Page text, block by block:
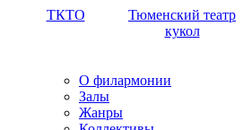
ТКТО
Тюменский театр
кукол
О филармонии
Залы
Жанры